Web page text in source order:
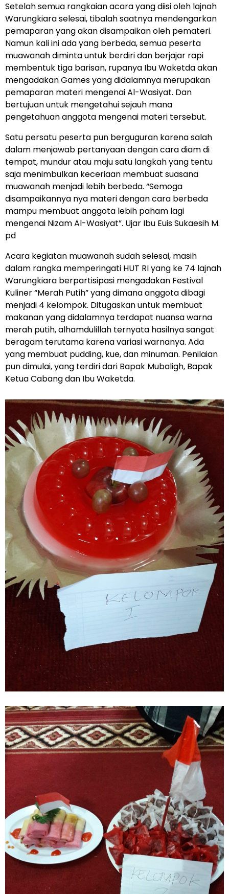
Setelah semua rangkaian acara yang diisi oleh lajnah
Warungkiara selesai, tibalah saatnya mendengarkan
pemaparan yang akan disampaikan oleh pemateri.
Namun kali ini ada yang berbeda, semua peserta
muawanah diminta untuk berdiri dan berjajar rapi
membentuk tiga barisan, rupanya Ibu Waketda akan
mengadakan Games yang didalamnya merupakan
pemaparan materi mengenai Al-Wasiyat. Dan
bertujuan untuk mengetahui sejauh mana
pengetahuan anggota mengenai materi tersebut.
Satu persatu peserta pun berguguran karena salah
dalam menjawab pertanyaan dengan cara diam di
tempat, mundur atau maju satu langkah yang tentu
saja menimbulkan keceriaan membuat suasana
muawanah menjadi lebih berbeda. “Semoga
disampaikannya nya materi dengan cara berbeda
mampu membuat anggota lebih paham lagi
mengenai Nizam Al-Wasiyat”. Ujar Ibu Euis Sukaesih M.
pd
Acara kegiatan muawanah sudah selesai, masih
dalam rangka memperingati HUT RI yang ke 74 lajnah
Warungkiara berpartisipasi mengadakan Festival
Kuliner “Merah Putih” yang dimana anggota dibagi
menjadi 4 kelompok. Ditugaskan untuk membuat
makanan yang didalamnya terdapat nuansa warna
merah putih, alhamdulillah ternyata hasilnya sangat
beragam terutama karena variasi warnanya. Ada
yang membuat pudding, kue, dan minuman. Penilaian
pun dimulai, yang terdiri dari Bapak Mubaligh, Bapak
Ketua Cabang dan Ibu Waketda.